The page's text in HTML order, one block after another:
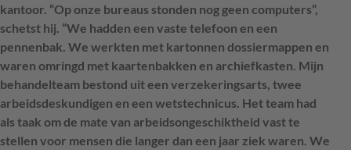
kantoor. “Op onze bureaus stonden nog geen computers”,
schetst hij. “We hadden een vaste telefoon en een
pennenbak. We werkten met kartonnen dossiermappen en
waren omringd met kaartenbakken en archiefkasten. Mijn
behandelteam bestond uit een verzekeringsarts, twee
arbeidsdeskundigen en een wetstechnicus. Het team had
als taak om de mate van arbeidsongeschiktheid vast te
stellen voor mensen die langer dan een jaar ziek waren. We